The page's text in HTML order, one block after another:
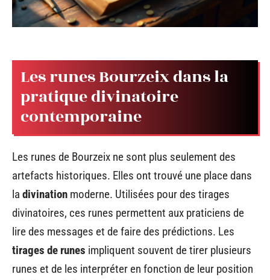
Les runes Bourzeix dans la
pratique divinatoire
contemporaine
Les runes de Bourzeix ne sont plus seulement des
artefacts historiques. Elles ont trouvé une place dans
la divination moderne. Utilisées pour des tirages
divinatoires, ces runes permettent aux praticiens de
lire des messages et de faire des prédictions. Les
tirages de runes impliquent souvent de tirer plusieurs
runes et de les interpréter en fonction de leur position